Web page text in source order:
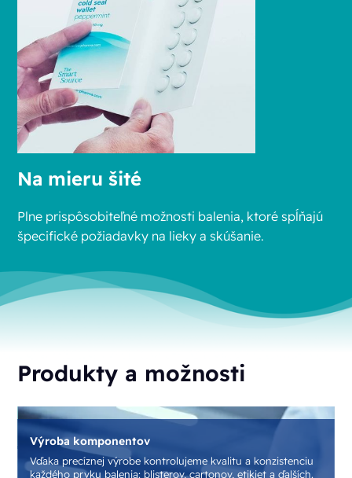
Na mieru šité
Plne prispôsobiteľné možnosti balenia, ktoré spĺňajú
špecifické požiadavky na lieky a skúšanie.
Produkty a možnosti
kvalitu a konzistenciu
cartonov, etikiet a ďalších.
Od ručných liniek pre malé
automatizované linky pre